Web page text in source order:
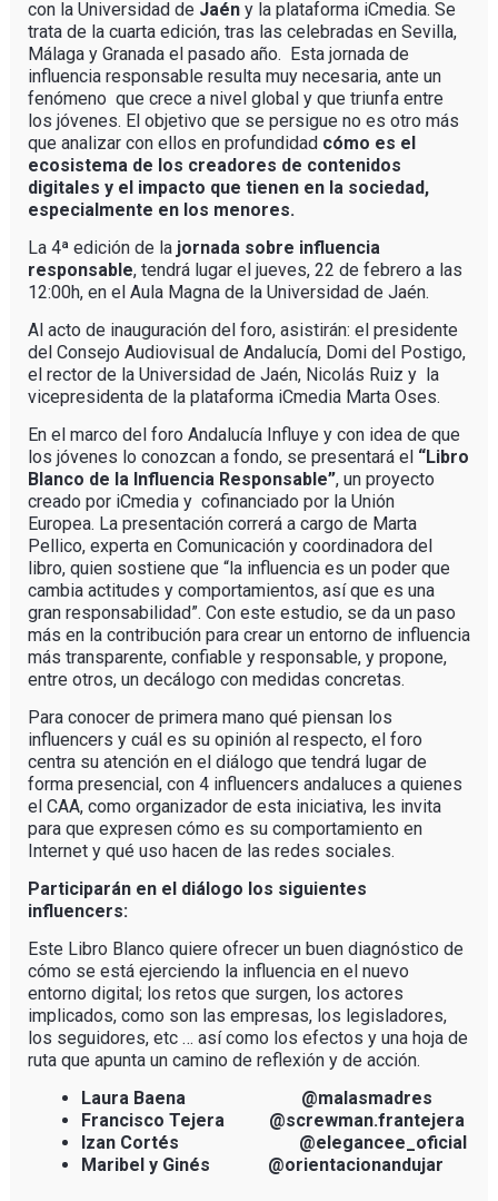
con la Universidad de Jaény la plataforma iCmedia. Se
trata de la cuarta edición, tras las celebradas en Sevilla,
Málaga y Granada el pasado año. Esta jornada de
influencia responsable resulta muy necesaria, ante un
fenómeno que crece a nivel global y que triunfa entre
los jóvenes. El objetivo que se persigue no es otro más
que analizar con ellos en profundidad cómo es el
ecosistema de los creadores de contenidos
digitales y el impacto que tienen en la sociedad,
especialmente en los menores.
La 4ª edición de la jornada sobre influencia
responsable, tendrá lugar el jueves, 22 de febrero a las
12:00h, en el Aula Magna de la Universidad de Jaén.
Al acto de inauguración del foro, asistirán: el presidente
del Consejo Audiovisual de Andalucía, Domi del Postigo,
el rector de la Universidad de Jaén, Nicolás Ruiz y la
vicepresidenta de la plataforma iCmedia Marta Oses.
En el marco del foro Andalucía Influye y con idea de que
los jóvenes lo conozcan a fondo, se presentará el “Libro
Blanco de la Influencia Responsable”, un proyecto
creado por iCmedia y cofinanciado por la Unión
Europea. La presentación correrá a cargo de Marta
Pellico, experta en Comunicación y coordinadora del
libro, quien sostiene que “la influencia es un poder que
cambia actitudes y comportamientos, así que es una
gran responsabilidad”. Con este estudio, se da un paso
más en la contribución para crear un entorno de influencia
más transparente, confiable y responsable, y propone,
entre otros, un decálogo con medidas concretas.
Para conocer de primera mano qué piensan los
influencers y cuál es su opinión al respecto, el foro
centra su atención en el diálogo que tendrá lugar de
forma presencial, con 4 influencers andaluces a quienes
el CAA, como organizador de esta iniciativa, les invita
para que expresen cómo es su comportamiento en
Internet y qué uso hacen de las redes sociales.
Participarán en el diálogo los siguientes
influencers:
Este Libro Blanco quiere ofrecer un buen diagnóstico de
cómo se está ejerciendo la influencia en el nuevo
entorno digital; los retos que surgen, los actores
implicados, como son las empresas, los legisladores,
los seguidores, etc … así como los efectos y una hoja de
ruta que apunta un camino de reflexión y de acción.
Laura Baena @malasmadres
Francisco Tejera @screwman.frantejera
Izan Cortés @elegancee_oficial
Maribel y Ginés @orientacionandujar